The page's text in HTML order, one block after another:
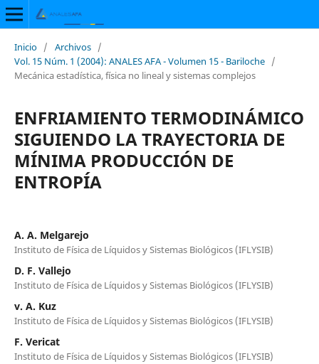
Inicio / Archivos /
Vol. 15 Núm. 1 (2004): ANALES AFA - Volumen 15 - Bariloche /
Mecánica estadística, física no lineal y sistemas complejos
ENFRIAMIENTO TERMODINÁMICO
SIGUIENDO LA TRAYECTORIA DE
MÍNIMA PRODUCCIÓN DE
ENTROPÍA
A. A. Melgarejo
Instituto de Física de Líquidos y Sistemas Biológicos (IFLYSIB)
D. F. Vallejo
Instituto de Física de Líquidos y Sistemas Biológicos (IFLYSIB)
v. A. Kuz
Instituto de Física de Líquidos y Sistemas Biológicos (IFLYSIB)
F. Vericat
Instituto de Física de Líquidos y Sistemas Biológicos (IFLYSIB)